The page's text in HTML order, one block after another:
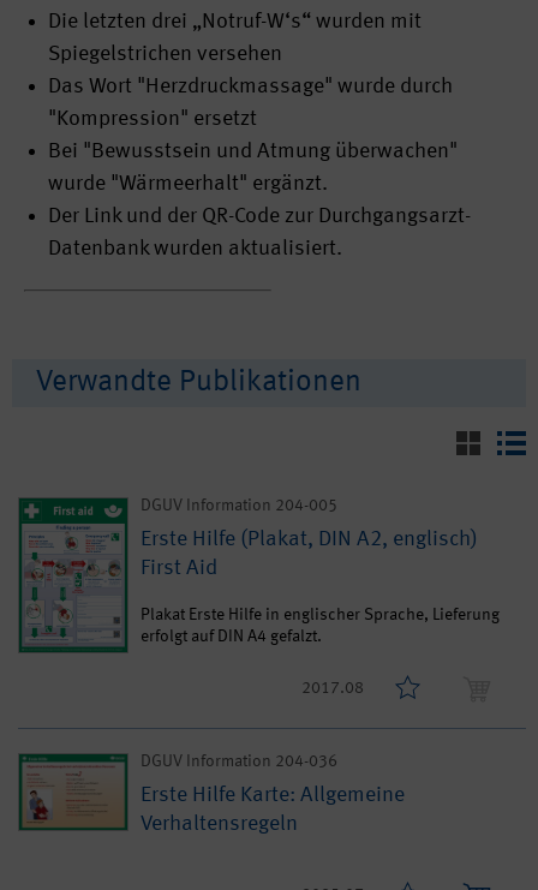
Die letzten drei „Notruf-W‘s“ wurden mit
Spiegelstrichen versehen
Das Wort "Herzdruckmassage" wurde durch
"Kompression" ersetzt
Bei "Bewusstsein und Atmung überwachen"
wurde "Wärmeerhalt" ergänzt.
Der Link und der QR-Code zur Durchgangsarzt-
Datenbank wurden aktualisiert.
Verwandte Publikationen
DGUV Information 204-005
Erste Hilfe (Plakat, DIN A2, englisch)
First Aid
Plakat Erste Hilfe in englischer Sprache, Lieferung
erfolgt auf DIN A4 gefalzt.
2017.08
DGUV Information 204-036
Erste Hilfe Karte: Allgemeine
Verhaltensregeln